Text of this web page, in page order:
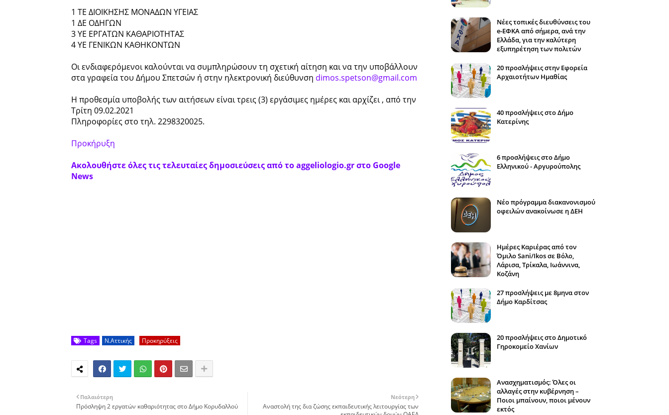
1 ΤΕ ΔΙΟΙΚΗΣΗΣ ΜΟΝΑΔΩΝ ΥΓΕΙΑΣ
1 ΔΕ ΟΔΗΓΩΝ
3 ΥΕ ΕΡΓΑΤΩΝ ΚΑΘΑΡΙΟΤΗΤΑΣ
4 ΥΕ ΓΕΝΙΚΩΝ ΚΑΘΗΚΟΝΤΩΝ
Οι ενδιαφερόμενοι καλούνται να συμπληρώσουν τη σχετική αίτηση και να την υποβάλλουν
στα γραφεία του Δήμου Σπετσών ή στην ηλεκτρονική διεύθυνση dimos.spetson@gmail.com
Η προθεσμία υποβολής των αιτήσεων είναι τρεις (3) εργάσιμες ημέρες και αρχίζει , από την
Τρίτη 09.02.2021
Πληροφορίες στο τηλ. 2298320025.
Προκήρυξη
Ακολουθήστε όλες τις τελευταίες δημοσιεύσεις από το aggeliologio.gr στο Google
News
Tags Ν.Αττικής Προκηρύξεις
Νεότερη
Αναστολή της δια ζώσης εκπαιδευτικής λειτουργίας των
Παλαιότερη
Πρόσληψη 2 εργατών καθαριότητας στο Δήμο Κορυδαλλού
Νέες τοπικές διευθύνσεις του
e-ΕΦΚΑ από σήμερα, ανά την
Ελλάδα, για την καλύτερη
εξυπηρέτηση των πολιτών
20 προσλήψεις στην Εφορεία
Αρχαιοτήτων Ημαθίας
40 προσλήψεις στο Δήμο
Κατερίνης
6 προσλήψεις στο Δήμο
Ελληνικού - Αργυρούπολης
Νέο πρόγραμμα διακανονισμού
οφειλών ανακοίνωσε η ΔΕΗ
Ημέρες Καριέρας από τον
Όμιλο Sani/Ikos σε Βόλο,
Λάρισα, Τρίκαλα, Ιωάννινα,
Κοζάνη
27 προσλήψεις με 8μηνα στον
Δήμο Καρδίτσας
20 προσλήψεις στο Δημοτικό
Γηροκομείο Χανίων
Ανασχηματισμός: Όλες οι
αλλαγές στην κυβέρνηση –
Ποιοι μπαίνουν, ποιοι μένουν
εκτός